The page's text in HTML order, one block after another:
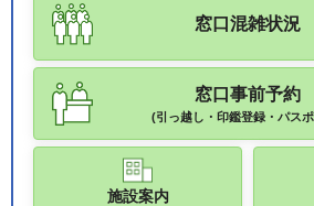
窓口混雑状況
窓口事前予約
(引っ越し・印鑑登録・パス
施設案内